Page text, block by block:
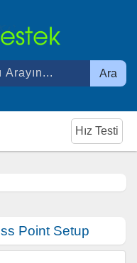
Ara
Hız Testi
Point Setup